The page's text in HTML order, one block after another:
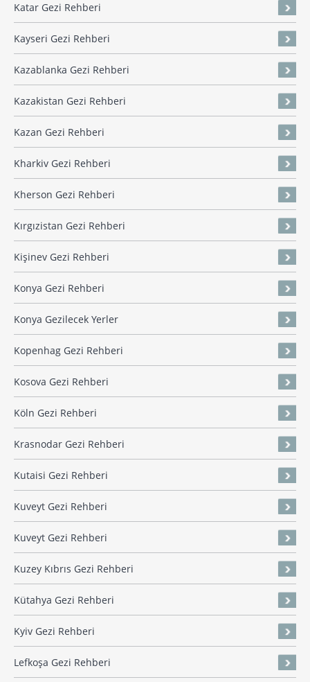
Katar Gezi Rehberi
Kayseri Gezi Rehberi
Kazablanka Gezi Rehberi
Kazakistan Gezi Rehberi
Kazan Gezi Rehberi
Kharkiv Gezi Rehberi
Kherson Gezi Rehberi
Kırgızistan Gezi Rehberi
Kişinev Gezi Rehberi
Konya Gezi Rehberi
Konya Gezilecek Yerler
Kopenhag Gezi Rehberi
Kosova Gezi Rehberi
Köln Gezi Rehberi
Krasnodar Gezi Rehberi
Kutaisi Gezi Rehberi
Kuveyt Gezi Rehberi
Kuveyt Gezi Rehberi
Kuzey Kıbrıs Gezi Rehberi
Kütahya Gezi Rehberi
Kyiv Gezi Rehberi
Lefkoşa Gezi Rehberi